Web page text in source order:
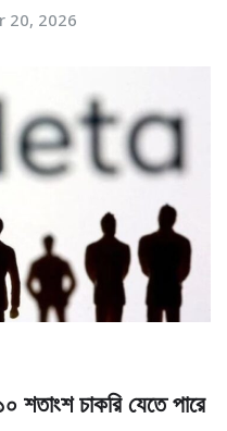
20, 2026
শতাংশ চাকরি যেতে পারে